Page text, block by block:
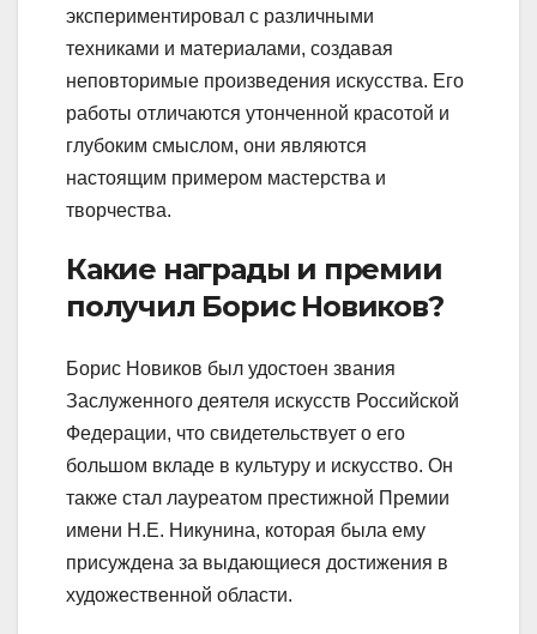
экспериментировал с различными
техниками и материалами, создавая
неповторимые произведения искусства. Его
работы отличаются утонченной красотой и
глубоким смыслом, они являются
настоящим примером мастерства и
творчества.
Какие награды и премии
получил Борис Новиков?
Борис Новиков был удостоен звания
Заслуженного деятеля искусств Российской
Федерации, что свидетельствует о его
большом вкладе в культуру и искусство. Он
также стал лауреатом престижной Премии
имени Н.Е. Никунина, которая была ему
присуждена за выдающиеся достижения в
художественной области.